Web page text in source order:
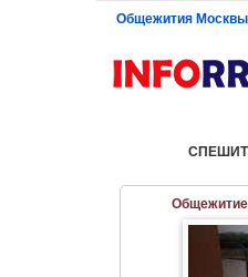
Общежития Москвы
Общежитие